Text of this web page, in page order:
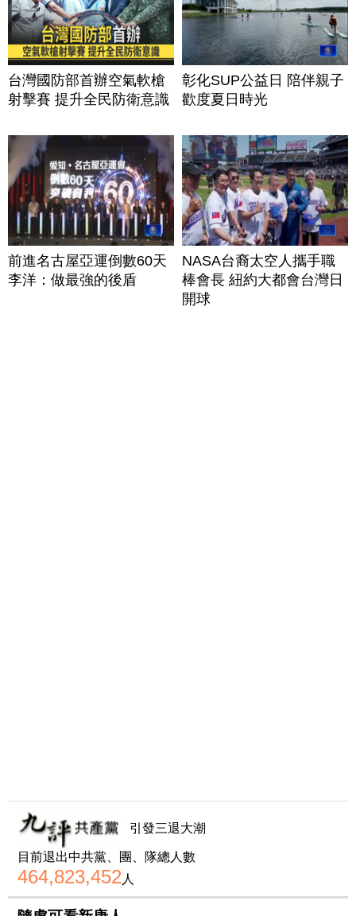
台灣國防部首辦空氣軟槍
射擊賽 提升全民防衛意識
彰化SUP公益日 陪伴親子
歡度夏日時光
前進名古屋亞運倒數60天
李洋：做最強的後盾
NASA台裔太空人攜手職
棒會長 紐約大都會台灣日
開球
引發三退大潮
目前退出中共黨、團、隊總人數
464,823,452 人